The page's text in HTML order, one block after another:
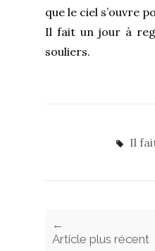
que le ciel s’ouvre
Il fait un jour à
souliers.
Il
←
Article plus récent